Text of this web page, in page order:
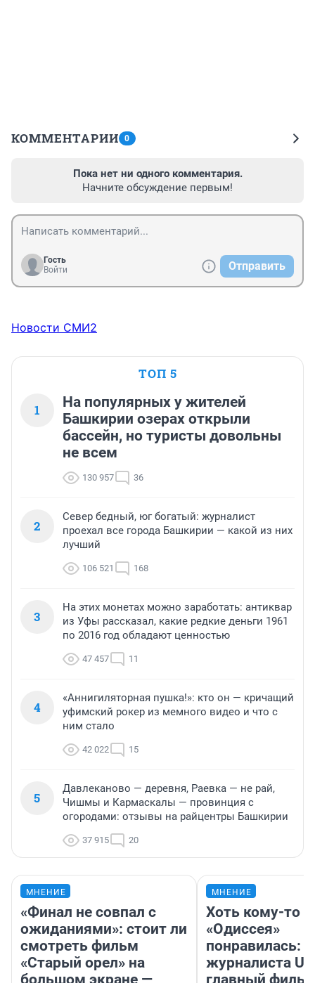
КОММЕНТАРИИ 0
Пока нет ни одного комментария.
Начните обсуждение первым!
Гость
Войти
Отправить
Новости СМИ2
ТОП 5
1
На популярных у жителей
Башкирии озерах открыли
бассейн, но туристы довольны
не всем
130 957 36
2
Север бедный, юг богатый: журналист
проехал все города Башкирии — какой из них
лучший
106 521 168
3
На этих монетах можно заработать: антиквар
из Уфы рассказал, какие редкие деньги 1961
по 2016 год обладают ценностью
47 457 11
4
«Аннигиляторная пушка!»: кто он — кричащий
уфимский рокер из мемного видео и что с
ним стало
42 022 15
5
Давлеканово — деревня, Раевка — не рай,
Чишмы и Кармаскалы — провинция с
огородами: отзывы на райцентры Башкирии
37 915 20
МНЕНИЕ
«Финал не совпал с
ожиданиями»: стоит ли
смотреть фильм
«Старый орел» на
большом экране —
МНЕНИЕ
Хоть кому-то
«Одиссея»
понравилась:
журналиста
главный